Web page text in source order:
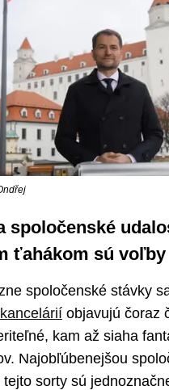
spoločenské
ťahákom sú voľby
spoločenské stávky
objavujú čoraz
kam až siaha
Najobľúbenejšou
sorty sú